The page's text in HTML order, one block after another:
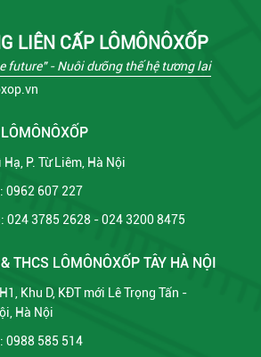
LIÊN CẤP LÔMÔNÔXỐP
future"- Nuôi dưỡng thế hệ tương lai
P. Từ Liêm, Hà Nội
0962 607 227
024 3785 2628 - 024 3200 8475
THCS LÔMÔNÔXỐP TÂY HÀ NỘI
Khu D, KĐT mới Lê Trọng Tấn -
Hà Nội
0988 585 514